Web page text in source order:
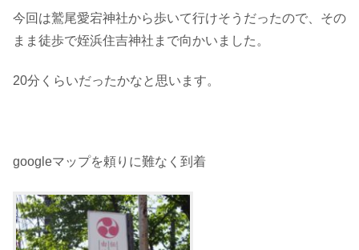
今回は鷲尾愛宕神社から歩いて行けそうだったので、その
まま徒歩で姪浜住吉神社まで向かいました。
20分くらいだったかなと思います。
googleマップを頼りに難なく到着